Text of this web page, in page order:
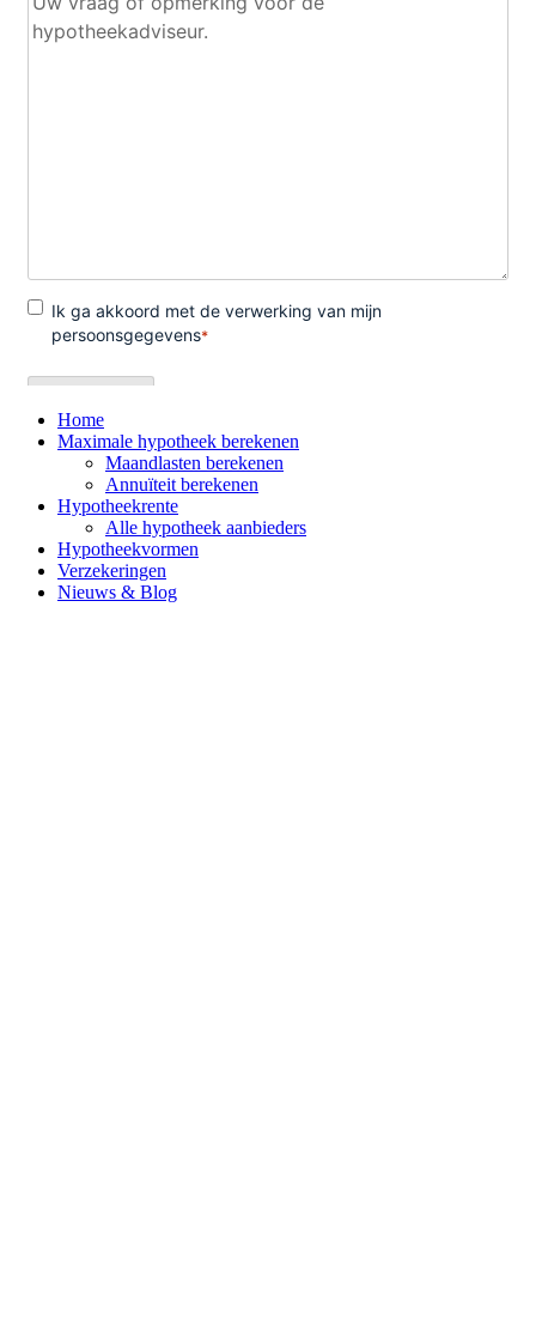
Home
Maximale hypotheek berekenen
Maandlasten berekenen
Annuïteit berekenen
Hypotheekrente
Alle hypotheek aanbieders
Hypotheekvormen
Verzekeringen
Nieuws & Blog